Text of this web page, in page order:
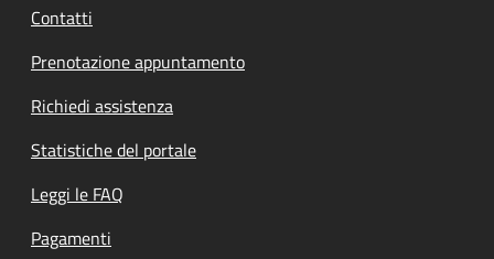
Contatti
Prenotazione appuntamento
Richiedi assistenza
Statistiche del portale
Leggi le FAQ
Pagamenti